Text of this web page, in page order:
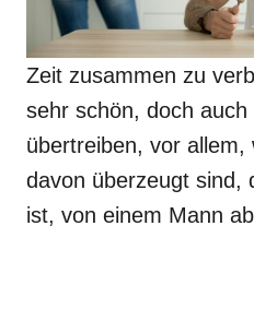
Zeit zusammen zu
sehr schön, doch
übertreiben, vor allem,
davon überzeugt sind,
ist, von einem Mann